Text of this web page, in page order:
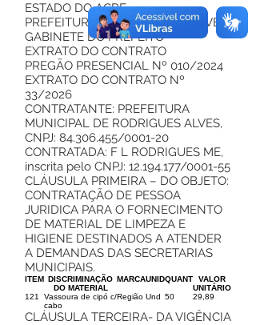
ESTADO DO ACRE
PREFEITURA DE RODRIGUES ALVES
GABINETE DO PREFEITO
EXTRATO DO CONTRATO
PREGÃO PRESENCIAL Nº 010/2024
EXTRATO DO CONTRATO Nº
33/2026
CONTRATANTE: PREFEITURA
MUNICIPAL DE RODRIGUES ALVES,
CNPJ: 84.306.455/0001-20
CONTRATADA: F L RODRIGUES ME,
inscrita pelo CNPJ: 12.194.177/0001-55
CLÁUSULA PRIMEIRA – DO OBJETO:
CONTRATAÇÃO DE PESSOA
JURIDICA PARA O FORNECIMENTO
DE MATERIAL DE LIMPEZA E
HIGIENE DESTINADOS A ATENDER
A DEMANDAS DAS SECRETARIAS
MUNICIPAIS.
ITEM DISCRIMINAÇÃO
DO MATERIAL
MARCAUNIDQUANT
VALOR
UNITÁRIO
121
Vassoura de cipó c/
cabo
Região Und 50 29,89
CLÁUSULA TERCEIRA- DA VIGÊNCIA